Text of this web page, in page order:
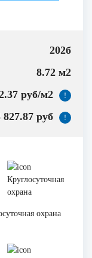
202б
8.72 м2
руб/м2
!
827.87 руб !
охрана